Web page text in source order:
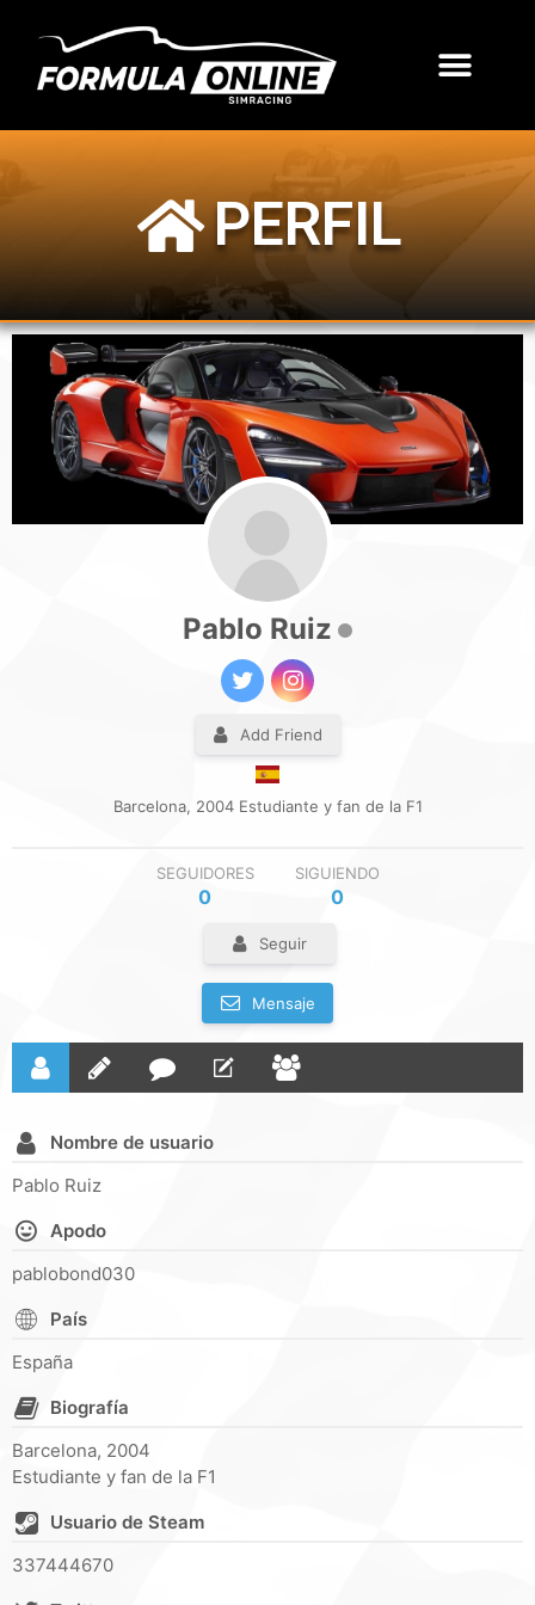
PERFIL
Pablo Ruiz
Add Friend
Barcelona, 2004 Estudiante y fan de la F1
SEGUIDORES
0
SIGUIENDO
0
Seguir
Mensaje
Nombre de usuario
Pablo Ruiz
Apodo
pablobond030
País
España
Biografía
Barcelona, 2004
Estudiante y fan de la F1
Usuario de Steam
337444670